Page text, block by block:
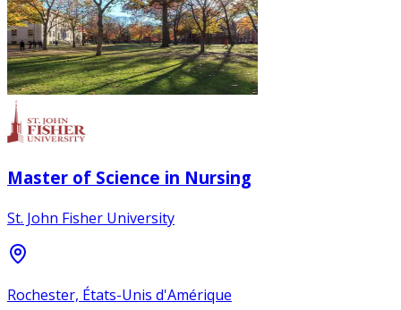
Master of Science in Nursing
St. John Fisher University
Rochester, États-Unis d'Amérique